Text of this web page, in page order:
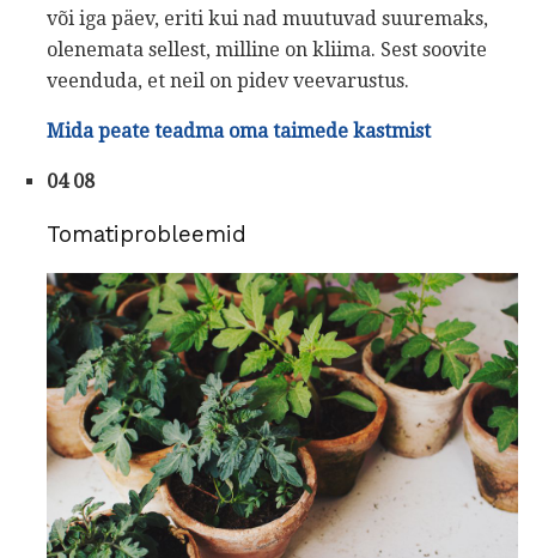
või iga päev, eriti kui nad muutuvad suuremaks,
olenemata sellest, milline on kliima. Sest soovite
veenduda, et neil on pidev veevarustus.
Mida peate teadma oma taimede kastmist
04 08
Tomatiprobleemid